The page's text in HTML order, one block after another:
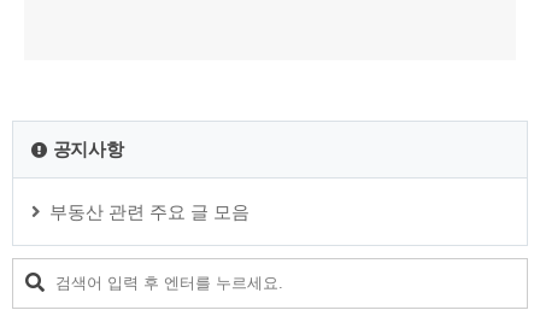
공지사항
부동산 관련 주요 글 모음